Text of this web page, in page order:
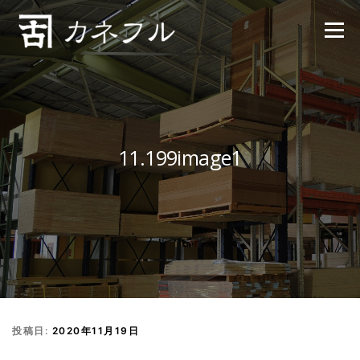
コンテンツへスキップ
メニュー
11.199image1
投稿日: 2020年11月19日